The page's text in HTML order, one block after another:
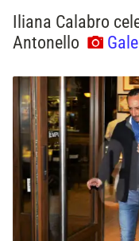
Iliana Calabro
Antonello